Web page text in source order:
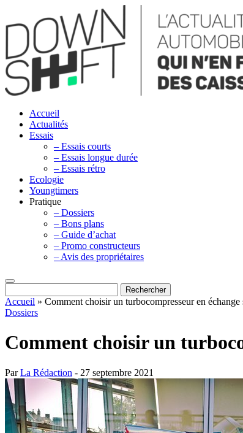
Accueil
Actualités
Essais
– Essais courts
– Essais longue durée
– Essais rétro
Ecologie
Youngtimers
Pratique
– Dossiers
– Bons plans
– Guide d’achat
– Promo constructeurs
– Avis des propriétaires
Accueil » Comment choisir un turbocompresseur en
Dossiers
Comment choisir un
ParLa Rédaction - 27 septembre 2021